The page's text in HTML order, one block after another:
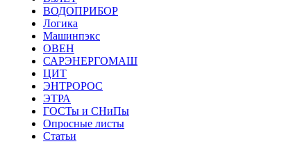
ВОДОПРИБОР
Логика
Машинпэкс
ОВЕН
САРЭНЕРГОМАШ
ЦИТ
ЭНТРОРОС
ЭТРА
ГОСТы и СНиПы
Опросные листы
Статьи